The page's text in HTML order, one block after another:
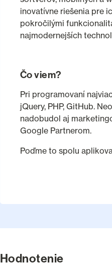
inovatívne riešenia pre
pokročilými
najmodernejších
Čo viem?
Pri programovaní
jQuery, PHP, GitHub.
nadobudol aj
Google Partnerom.
Poďme to spolu
Hodnotenie